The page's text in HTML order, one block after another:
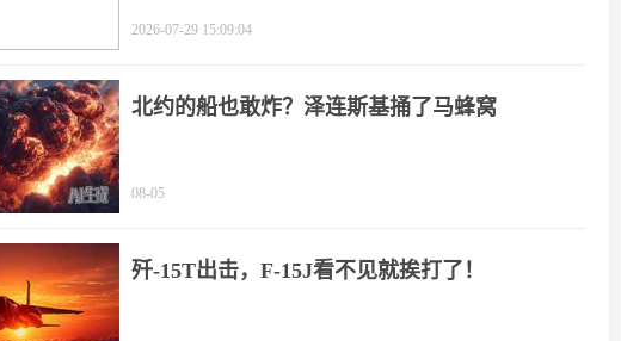
2026-07-29 15:09:04
北约的船也敢炸？泽连斯基捅了马蜂窝
08-05
歼-15T出击，F-15J看不见就挨打了！